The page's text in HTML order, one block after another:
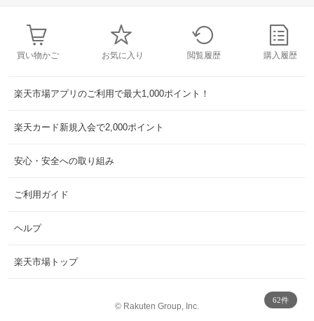
62件
買い物かご お気に入り 閲覧履歴 購入履歴
楽天市場アプリのご利用で最大1,000ポイント！
楽天カード新規入会で2,000ポイント
安心・安全への取り組み
ご利用ガイド
ヘルプ
楽天市場トップ
© Rakuten Group, Inc.